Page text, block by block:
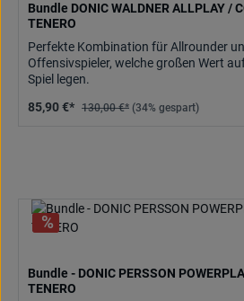
Bundle DONIC WALDNER ALLPLAY /
TENERO
Perfekte Kombination für Allrounder
Offensivspieler, welche großen Wert
Spiel legen.
85,90 €* 130,00 €* (34% gespart)
Bundle - DONIC PERSSON
TENERO